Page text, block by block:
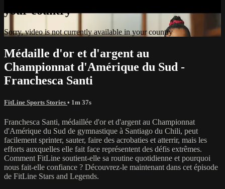
your country
Sorry, video is not currently available in your country
Médaille d'or et d'argent au
Championnat d'Amérique du Sud -
Franchesca Santi
FitLine Sports Stories • 1m 37s
Franchesca Santi, médaillée d'or et d'argent au Championnat
d'Amérique du Sud de gymnastique à Santiago du Chili, peut
facilement sprinter, sauter, faire des acrobaties et atterrir, mais les
efforts auxquelles elle fait face représentent des défis extrêmes.
Comment FitLine soutient-elle sa routine quotidienne et pourquoi
nous fait-elle confiance ? Découvrez-le maintenant dans cet épisode
de FitLine Stars and Legends.